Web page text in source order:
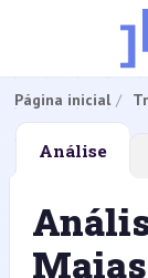
Página inicial
Análise